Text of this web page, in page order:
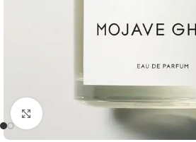
Click to enlarge